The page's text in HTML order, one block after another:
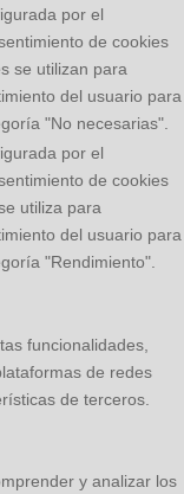
por el
de cookies
se utilizan para
del usuario para
"No necesarias".
por el
de cookies
utiliza para
del usuario para
"Rendimiento".
funcionalidades,
de redes
de terceros.
y analizar los